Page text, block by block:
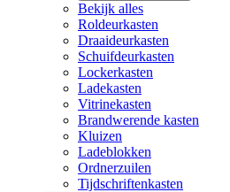
Bekijk alles
Roldeurkasten
Draaideurkasten
Schuifdeurkasten
Lockerkasten
Ladekasten
Vitrinekasten
Brandwerende kasten
Kluizen
Ladeblokken
Ordnerzuilen
Tijdschriftenkasten